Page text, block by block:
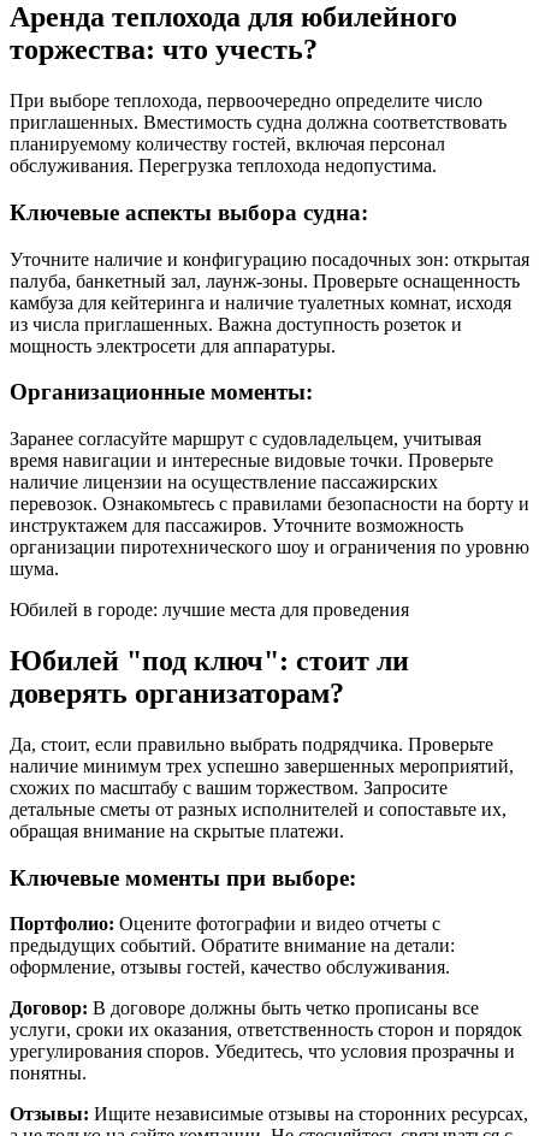
Аренда теплохода для юбилейного
торжества: что учесть?
При выборе теплохода, первоочередно определите число
приглашенных. Вместимость судна должна соответствовать
планируемому количеству гостей, включая персонал
обслуживания. Перегрузка теплохода недопустима.
Ключевые аспекты выбора судна:
Уточните наличие и конфигурацию посадочных зон: открытая
палуба, банкетный зал, лаунж-зоны. Проверьте оснащенность
камбуза для кейтеринга и наличие туалетных комнат, исходя
из числа приглашенных. Важна доступность розеток и
мощность электросети для аппаратуры.
Организационные моменты:
Заранее согласуйте маршрут с судовладельцем, учитывая
время навигации и интересные видовые точки. Проверьте
наличие лицензии на осуществление пассажирских
перевозок. Ознакомьтесь с правилами безопасности на борту и
инструктажем для пассажиров. Уточните возможность
организации пиротехнического шоу и ограничения по уровню
шума.
Юбилей в городе: лучшие места для проведения
Юбилей "под ключ": стоит ли
доверять организаторам?
Да, стоит, если правильно выбрать подрядчика. Проверьте
наличие минимум трех успешно завершенных мероприятий,
схожих по масштабу с вашим торжеством. Запросите
детальные сметы от разных исполнителей и сопоставьте их,
обращая внимание на скрытые платежи.
Ключевые моменты при выборе:
Портфолио: Оцените фотографии и видео отчеты с
предыдущих событий. Обратите внимание на детали:
оформление, отзывы гостей, качество обслуживания.
Договор: В договоре должны быть четко прописаны все
услуги, сроки их оказания, ответственность сторон и порядок
урегулирования споров. Убедитесь, что условия прозрачны и
понятны.
Отзывы: Ищите независимые отзывы на сторонних ресурсах,